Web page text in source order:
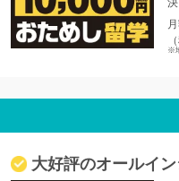
※
大好評のオールイ